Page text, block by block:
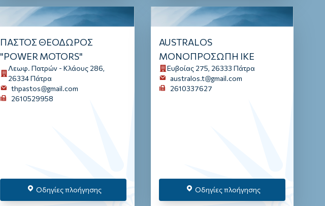
ΠΑΣΤΟΣ ΘΕΟΔΩΡΟΣ
"POWER MOTORS"
Λεωφ. Πατρών - Κλάους 286,
26334 Πάτρα
thpastos@gmail.com
2610529958
Οδηγίες πλοήγησης
AUSTRALOS
ΜΟΝΟΠΡΟΣΩΠΗ ΙΚΕ
Ευβοίας 275, 26333 Πάτρα
australos.t@gmail.com
2610337627
Οδηγίες πλοήγησης